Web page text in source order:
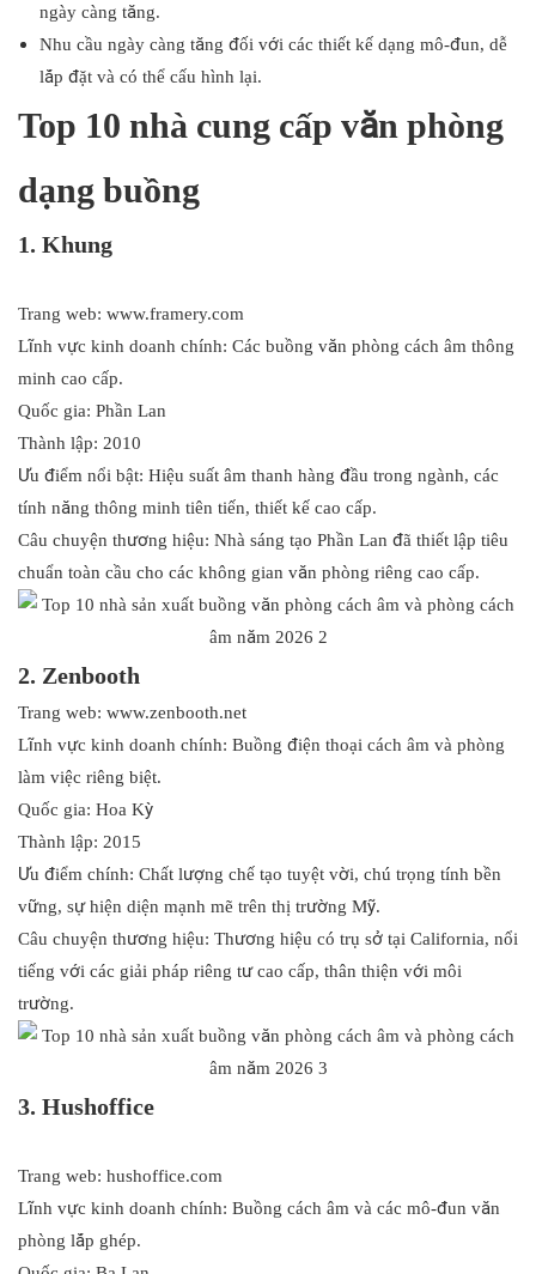
ngày càng tăng.
Nhu cầu ngày càng tăng đối với các thiết kế dạng mô-đun, dễ
lắp đặt và có thể cấu hình lại.
Top 10 nhà cung cấp văn phòng
dạng buồng
1. Khung
Trang web: www.framery.com
Lĩnh vực kinh doanh chính: Các buồng văn phòng cách âm thông
minh cao cấp.
Quốc gia: Phần Lan
Thành lập: 2010
Ưu điểm nổi bật: Hiệu suất âm thanh hàng đầu trong ngành, các
tính năng thông minh tiên tiến, thiết kế cao cấp.
Câu chuyện thương hiệu: Nhà sáng tạo Phần Lan đã thiết lập tiêu
chuẩn toàn cầu cho các không gian văn phòng riêng cao cấp.
2. Zenbooth
Trang web: www.zenbooth.net
Lĩnh vực kinh doanh chính: Buồng điện thoại cách âm và phòng
làm việc riêng biệt.
Quốc gia: Hoa Kỳ
Thành lập: 2015
Ưu điểm chính: Chất lượng chế tạo tuyệt vời, chú trọng tính bền
vững, sự hiện diện mạnh mẽ trên thị trường Mỹ.
Câu chuyện thương hiệu: Thương hiệu có trụ sở tại California, nổi
tiếng với các giải pháp riêng tư cao cấp, thân thiện với môi
trường.
3. Hushoffice
Trang web: hushoffice.com
Lĩnh vực kinh doanh chính: Buồng cách âm và các mô-đun văn
phòng lắp ghép.